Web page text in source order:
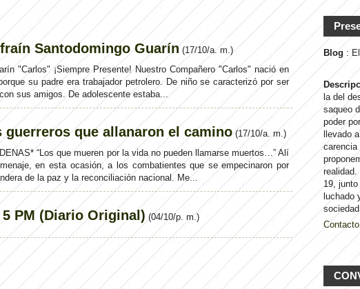
Santodomingo Guarín (17/10/a. m.)
"Carlos" ¡Siempre Presente! Nuestro Compañero "Carlos" nació en
su padre era trabajador petrolero. De niño se caracterizó por ser
sus amigos. De adolescente estaba...
guerreros que allanaron el camino (17/10/a. m.)
“Los que mueren por la vida no pueden llamarse muertos…” Alí
en esta ocasión, a los combatientes que se empecinaron por
de la paz y la reconciliación nacional. Me...
PM (Diario Original) (04/10/p. m.)
Blog :
la del
saqueo
poder
llevado
carencia
19,
luchado
Contacto